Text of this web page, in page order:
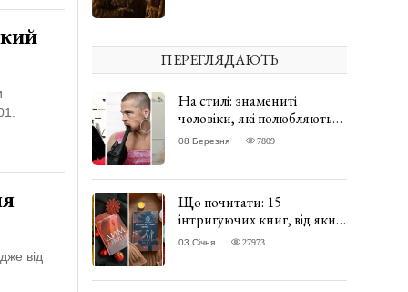
від
ПЕРЕГЛЯДАЮТЬ
На стилі: знамениті
чоловіки, які полюбляють
одягати сукні. ФОТО
08 Березня 7809
Що почитати: 15
інтригуючих книг, від яких
важко відірватись. ФОТО
03 Січня 27973